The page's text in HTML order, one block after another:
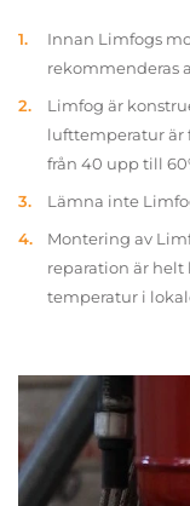
Innan Limfogs
rekommenderas
Limfog är
lufttemperatur är
från 40 upp till
Lämna inte
Montering av
reparation är
temperatur i